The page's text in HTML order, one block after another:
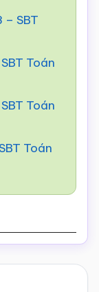
– SBT
Toán
Toán
Toán